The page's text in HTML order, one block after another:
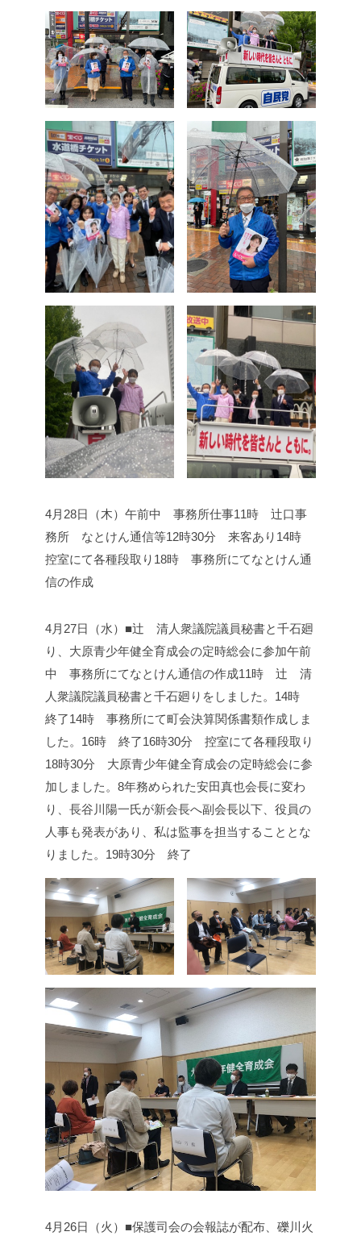
4月28日（木） 午前中 事務所仕事11時 辻口事
務所 なとけん通信等12時30分 来客あり 14時
控室にて各種段取り 18時 事務所にてなとけん通
信の作成
4月27日（水）■辻 清人衆議院議員秘書と千石廻
り、大原青少年健全育成会の定時総会に参加午前
中 事務所にてなとけん通信の作成11時 辻 清
人衆議院議員秘書と千石廻りをしました。 14時
終了14時 事務所にて町会決算関係書類作成しま
した。 16時 終了16時30分 控室にて各種段取り
18時30分 大原青少年健全育成会の定時総会に参
加しました。 8年務められた安田真也会長に変わ
り、長谷川陽一氏が新会長へ副会長以下、役員の
人事も発表があり、私は監事を担当することとな
りました。 19時30分 終了
4月26日（火）■保護司会の会報誌が配布、礫川火